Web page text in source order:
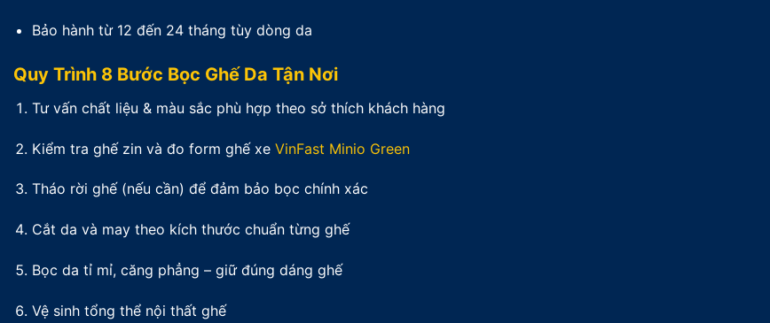
Bảo hành từ 12 đến 24 tháng tùy dòng da
Quy Trình 8 Bước Bọc Ghế Da Tận Nơi
Tư vấn chất liệu & màu sắc phù hợp theo sở thích khách hàng
Kiểm tra ghế zin và đo form ghế xe VinFast Minio Green
Tháo rời ghế (nếu cần) để đảm bảo bọc chính xác
Cắt da và may theo kích thước chuẩn từng ghế
Bọc da tỉ mỉ, căng phẳng – giữ đúng dáng ghế
Vệ sinh tổng thể nội thất ghế